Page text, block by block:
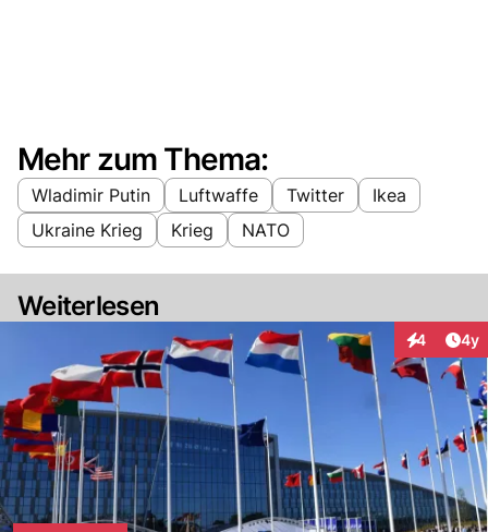
Mehr zum Thema:
Wladimir Putin Luftwaffe Twitter
Ikea
Ukraine Krieg
Krieg NATO
Weiterlesen
4 4y